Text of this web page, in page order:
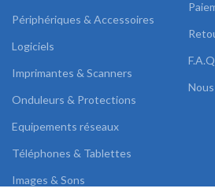
Périphériques & Accessoires
Logiciels
Imprimantes & Scanners
Onduleurs & Protections
Equipements réseaux
Téléphones & Tablettes
Images & Sons